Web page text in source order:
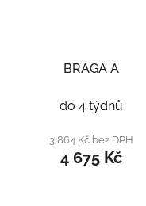
BRAGA A
do 4 týdnů
3 864 Kč bez DPH
4 675 Kč